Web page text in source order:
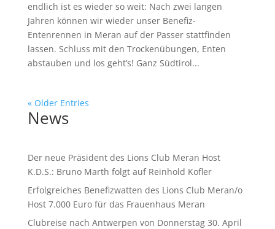
endlich ist es wieder so weit: Nach zwei langen
Jahren können wir wieder unser Benefiz-
Entenrennen in Meran auf der Passer stattfinden
lassen. Schluss mit den Trockenübungen, Enten
abstauben und los geht’s! Ganz Südtirol...
« Older Entries
News
Der neue Präsident des Lions Club Meran Host
K.D.S.: Bruno Marth folgt auf Reinhold Kofler
Erfolgreiches Benefizwatten des Lions Club Meran/o
Host 7.000 Euro für das Frauenhaus Meran
Clubreise nach Antwerpen von Donnerstag 30. April